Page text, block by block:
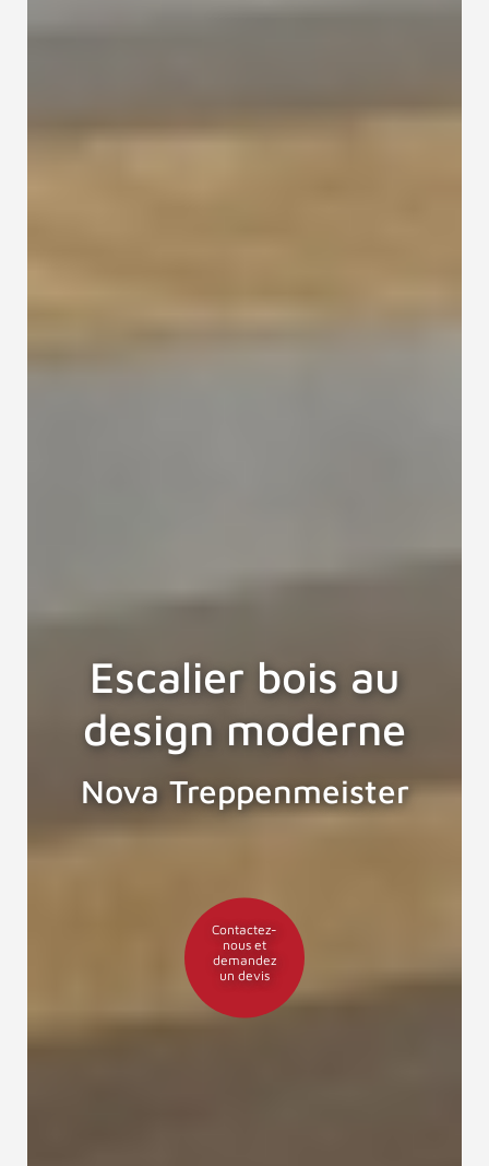
Escalier bois au
design moderne
Nova Treppenmeister
Contactez-
nous et
demandez
un devis